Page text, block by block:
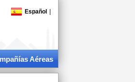
Español
Aéreas